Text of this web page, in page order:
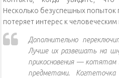
Несколько безуспешных попыток
потеряет интерес к
Дополнительно
Лучше их развешать на
прикосновения — котятам
предметами.